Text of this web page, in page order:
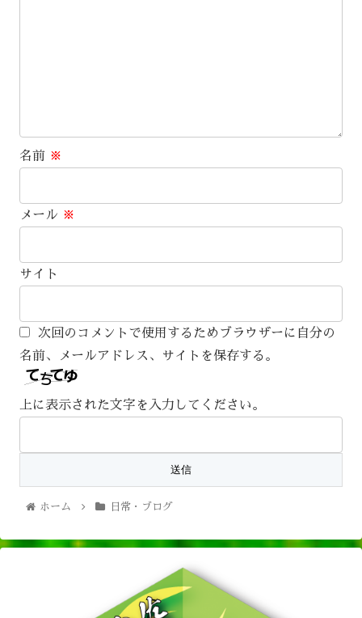
名前 ※
メール ※
サイト
次回のコメントで使用するためブラウザーに自分の
名前、メールアドレス、サイトを保存する。
上に表示された文字を入力してください。
ホーム 日常・ブログ